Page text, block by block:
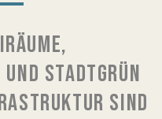
STADTGRÜN
SIND